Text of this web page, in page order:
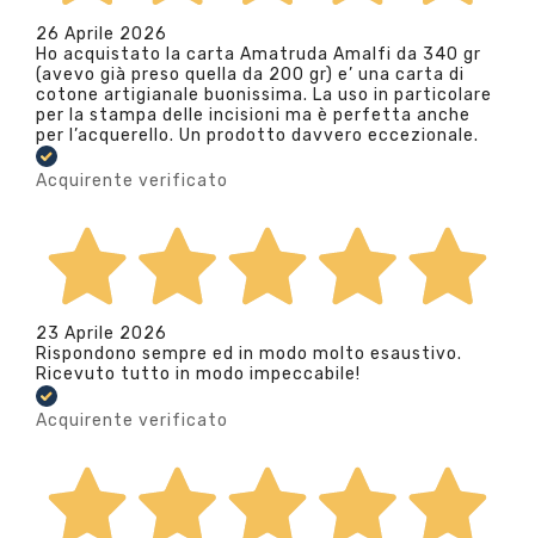
26 Aprile 2026
Ho acquistato la carta Amatruda Amalfi da 340 gr
(avevo già preso quella da 200 gr) e’ una carta di
cotone artigianale buonissima. La uso in particolare
per la stampa delle incisioni ma è perfetta anche
per l’acquerello. Un prodotto davvero eccezionale.
Acquirente verificato
23 Aprile 2026
Rispondono sempre ed in modo molto esaustivo.
Ricevuto tutto in modo impeccabile!
Acquirente verificato